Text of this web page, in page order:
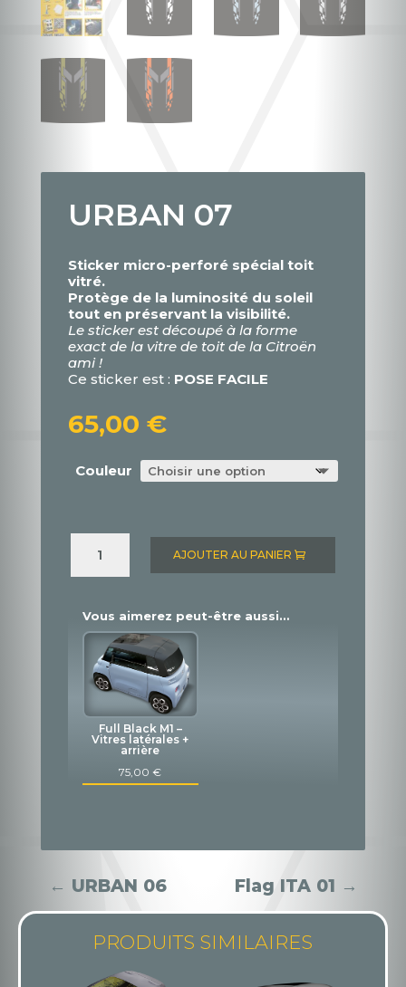
URBAN 07
Sticker micro-perforé spécial toit
vitré.
Protège de la luminosité du soleil
tout en préservant la visibilité.
Le sticker est découpé à la forme
exact de la vitre de toit de la Citroën
ami !
Ce sticker est : POSE FACILE
65,00 €
Couleur
quantité
07
AJOUTER AU PANIER
Vous aimerez peut-être aussi…
Full Black M1 –
Vitres latérales +
arrière
75,00 €
← URBAN 06 Flag ITA 01 →
PRODUITS SIMILAIRES